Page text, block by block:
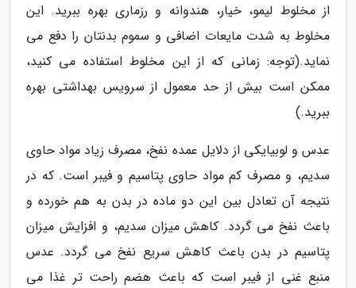
از مخلوط لیمو، خیار، هندوانه و رزماری بهره ببرید. این
مخلوط به شدت مایعات اضافی و سموم بدنتان را دفع می
نماید.(توجه: زمانی که از این مخلوط استفاده می کنید،
ممکن است بیش از حد معمول از سرویس بهداشتی بهره
ببرید.)
عدس و لوبیایکی از دلایل عمده نفخ، مصرف زیاد مواد حاوی
سدیم، و مصرف کم مواد حاوی پتاسیم و فیبر است. که در
نتیجه آن تعادل بین این دو ماده در بدن به هم خورده و
باعث نفخ می گردد. کاهش میزان سدیم، و افزایش میزان
پتاسیم در بدن باعث کاهش سریع نفخ می گردد. عدس
منبع غنی از فیبر است که باعث هضم راحت تر غذا می